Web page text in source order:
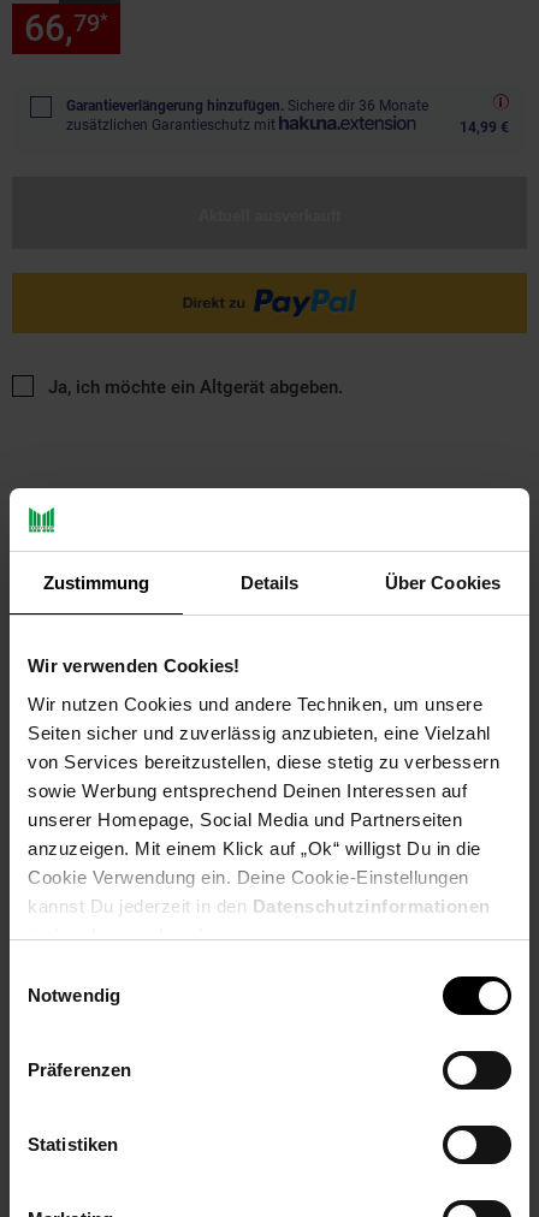
Zustimmung Details Über Cookies
Wir verwenden Cookies!
Wir nutzen Cookies und andere Techniken, um unsere
Seiten sicher und zuverlässig anzubieten, eine Vielzahl
von Services bereitzustellen, diese stetig zu verbessern
sowie Werbung entsprechend Deinen Interessen auf
unserer Homepage, Social Media und Partnerseiten
anzuzeigen. Mit einem Klick auf „Ok“ willigst Du in die
Cookie Verwendung ein. Deine Cookie-Einstellungen
kannst Du jederzeit in den Datenschutzinformationen
ändern bzw. widerrufen.
Notwendig
Präferenzen
Statistiken
66,79*
Garantieverlängerung hinzufügen. Sichere dir 36 Monate
zusätzlichen Garantieschutz mit
14,99 €
Ja, ich möchte ein Altgerät abgeben.
PAYBACK
Extra°Punkte:
0
Produktbeschreibung
Ihr zuverlässiger Küchenklassiker von Bomann!
Perfekte Schneidergebnisse für Obst, Gemüse, Brot, Käse und
CB von Bomann. Mit Hilfe des scharfen Universalwellenschliff-
Edelstahlmessers schneiden Sie auch Brotscheiben mit einer
Scheibendicke einfach und schnell mit der stufenlosen
Schnittstärkeneinstellung (0-15 mm) an und genießen ganz
Edelstahleinlage sowie der Restehalter mit Fingerschutz
Allesschneiders. Zusätzlich gewährleisten saugstarke